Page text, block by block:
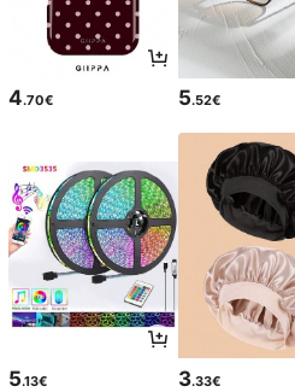
4.70€ 5.52€
5.13€ 3.33€